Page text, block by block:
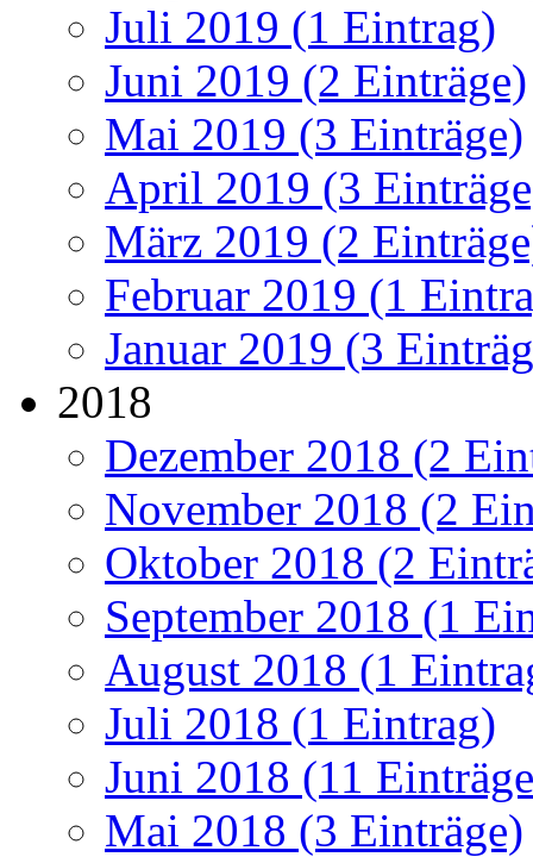
Juli 2019 (1 Eintrag)
Juni 2019 (2 Einträge)
Mai 2019 (3 Einträge)
April 2019 (3
März 2019 (2
Februar 2019 (1
Januar 2019 (3
2018
Dezember 2018 (2
November 2018 (2
Oktober 2018 (2
September 2018 (1
August 2018 (1
Juli 2018 (1 Eintrag)
Juni 2018 (11
Mai 2018 (3 Einträge)